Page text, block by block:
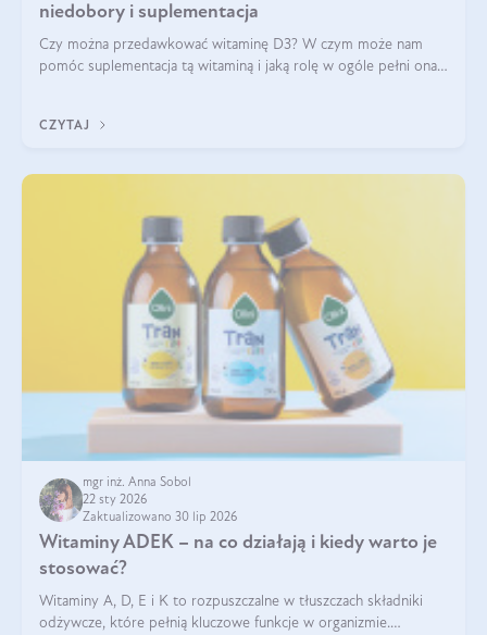
niedobory i suplementacja
Czy można przedawkować witaminę D3? W czym może nam
pomóc suplementacja tą witaminą i jaką rolę w ogóle pełni ona
robić?
CZYTAJ
mgr inż. Anna Sobol
22 sty 2026
Zaktualizowano 30 lip 2026
Witaminy ADEK – na co działają i kiedy warto je
stosować?
Witaminy A, D, E i K to rozpuszczalne w tłuszczach składniki
odżywcze, które pełnią kluczowe funkcje w organizmie.